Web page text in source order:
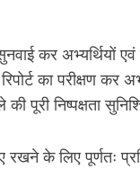
कर अभ्यर्थियों एवं
का परीक्षण कर
पूरी निष्पक्षता
रखने के लिए पूर्णतः